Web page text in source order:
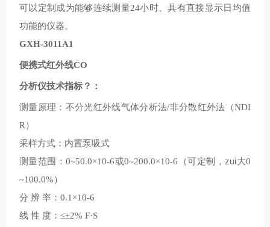
可以定制成为能够连续测量24小时、具有直接显示日均值
功能的仪器。
GXH-3011A1
便携式红外线CO
分析仪技术指标？：
测量原理：不分光红外线气体分析法/非分散红外法 （NDI
R）
采样方式：内置泵吸式
测量范围：0~50.0×10-6或0~200.0×10-6（可定制，zui大0
~100.0%）
分 辨 率： 0.1×10-6
线 性 度： ≤±2% F·S